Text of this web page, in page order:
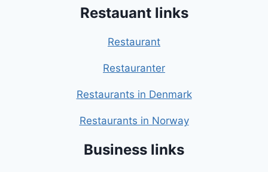
Restauant links
Restaurant
Restauranter
Restaurants in Denmark
Restaurants in Norway
Business links